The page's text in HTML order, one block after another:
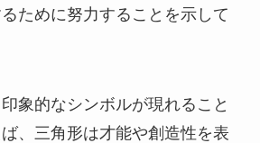
ために努力することを示して
象的なシンボルが現れること
、三角形は才能や創造性を表